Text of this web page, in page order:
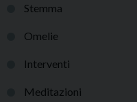
Stemma
Omelie
Interventi
Meditazioni